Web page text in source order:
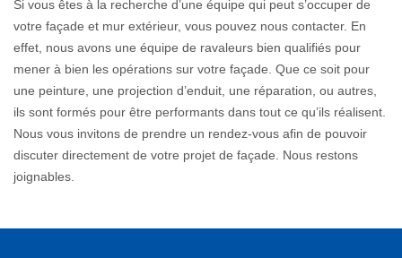
Si vous êtes à la recherche d’une équipe qui peut s’occuper de
votre façade et mur extérieur, vous pouvez nous contacter. En
effet, nous avons une équipe de ravaleurs bien qualifiés pour
mener à bien les opérations sur votre façade. Que ce soit pour
une peinture, une projection d’enduit, une réparation, ou autres,
ils sont formés pour être performants dans tout ce qu’ils réalisent.
Nous vous invitons de prendre un rendez-vous afin de pouvoir
discuter directement de votre projet de façade. Nous restons
joignables.